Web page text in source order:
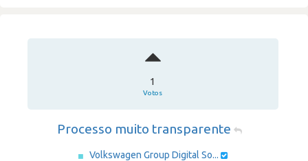
1
Votos
Processo muito transparente
Volkswagen Group Digital So...